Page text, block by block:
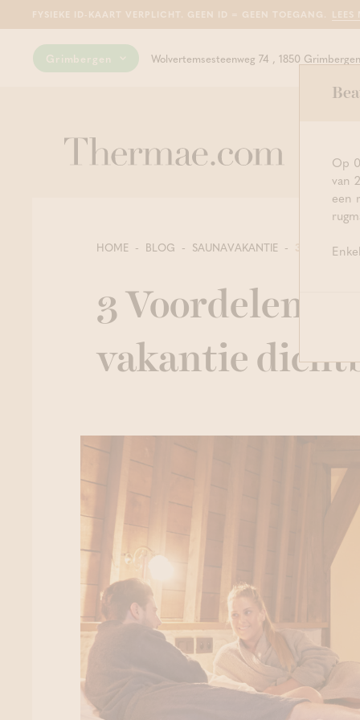
FYSIEKE ID-KAART VERPLICHT. GEEN ID = GEEN TOEGANG. LEES
Grimbergen Wolvertemsesteenweg 74 , 1850 Grimbergen
HOME BLOG SAUNAVAKANTIE 3
3 Voordelen
vakantie
Op
van
een